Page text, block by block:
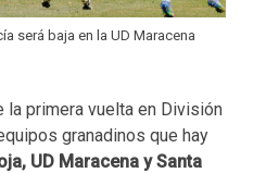
será baja en la UD Maracena
la primera vuelta en División
granadinos que hay
UD Maracena y Santa